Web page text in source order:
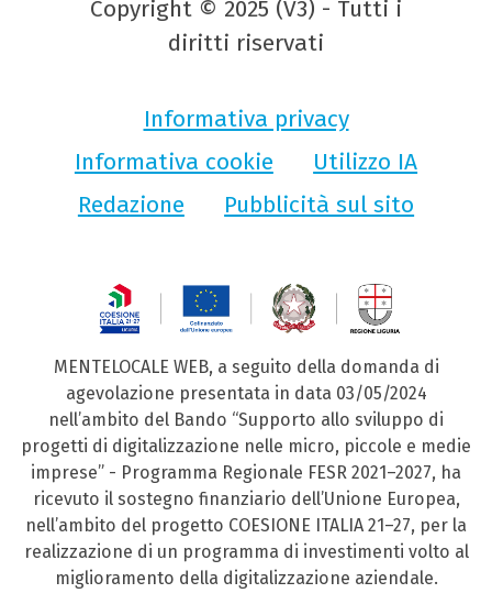
Copyright © 2025 (V3) - Tutti i
diritti riservati
Informativa privacy
Informativa cookie
Utilizzo IA
Redazione
Pubblicità sul sito
MENTELOCALE WEB, a seguito della domanda di
agevolazione presentata in data 03/05/2024
nell’ambito del Bando “Supporto allo sviluppo di
progetti di digitalizzazione nelle micro, piccole e medie
imprese” - Programma Regionale FESR 2021–2027, ha
ricevuto il sostegno finanziario dell’Unione Europea,
nell’ambito del progetto COESIONE ITALIA 21–27, per la
realizzazione di un programma di investimenti volto al
miglioramento della digitalizzazione aziendale.